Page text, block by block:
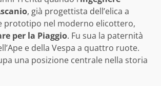
, già progettista dell’elica a
prototipo nel moderno elicottero,
per la Piaggio. Fu sua la paternità
e della Vespa a quattro ruote.
una posizione centrale nella storia